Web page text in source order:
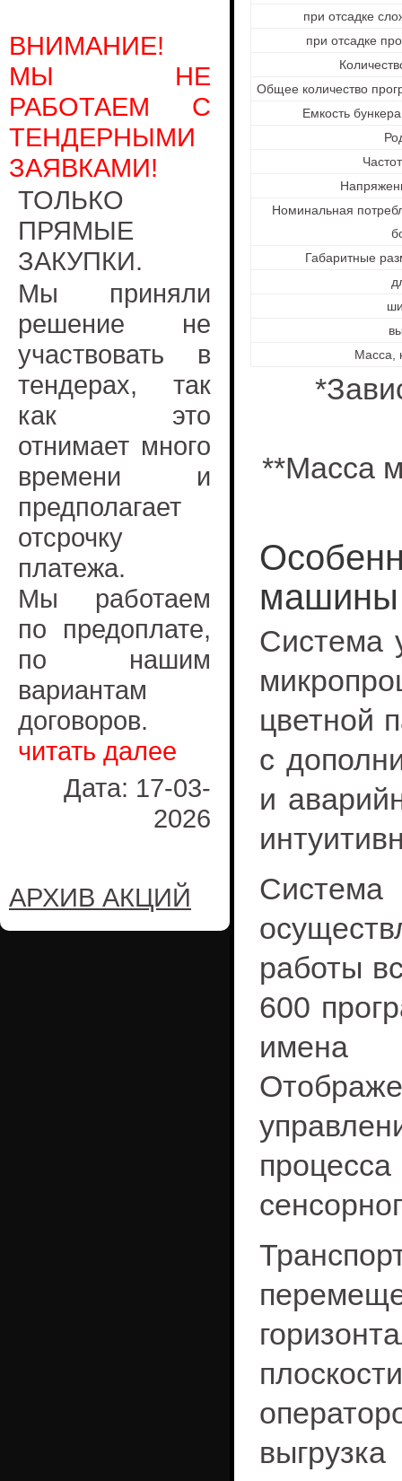
ВНИМАНИЕ!
МЫ НЕ
РАБОТАЕМ С
ТЕНДЕРНЫМИ
ЗАЯВКАМИ!
ТОЛЬКО
ПРЯМЫЕ
ЗАКУПКИ.
Мы приняли
решение не
участвовать в
тендерах, так
как это
отнимает много
времени и
предполагает
отсрочку
платежа.
Мы работаем
по предоплате,
по нашим
вариантам
договоров.
читать далее
Дата: 17-03-
2026
АРХИВ АКЦИЙ
при отсадке
при отсадке
Общее количество
Емкость
Номинальная
Габаритные
Масса,
**Масса
машины
Система
цветной
с
и
работы
600
имена